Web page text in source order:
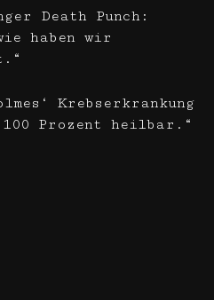
Death Punch:
haben wir
Krebserkrankung
Prozent heilbar.“